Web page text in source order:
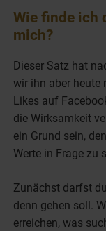
Wie finde ich
mich?
Dieser Satz hat
wir ihn aber heute
Likes auf
die Wirksamkeit
ein Grund sein,
Werte in Frage zu
Zunächst darfst
denn gehen soll.
erreichen, was